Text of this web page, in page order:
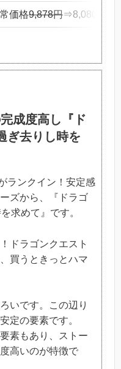
価格9,878円⇒8,080円（
成度高し『ド
ぎ去りし時を
ランクイン！安定感
ズから、『ドラゴ
求めて』です。
ドラゴンクエスト
買うときっとハマ
いです。この辺り
定の要素です。
素もあり、ストー
高いのが特徴で